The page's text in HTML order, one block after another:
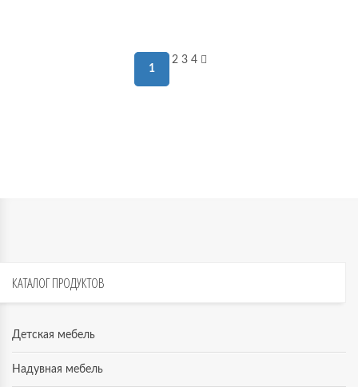
1
2 3 4
КАТАЛОГПРОДУКТОВ
Детская мебель
Надувная мебель